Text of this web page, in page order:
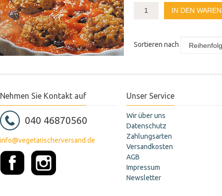
IN DEN
Sortieren nach
Nehmen Sie Kontakt auf
040 46870560
info@vegetarischerversand.de
Unser Service
Wir über uns
Datenschutz
Zahlungsarten
Versandkosten
AGB
Impressum
Newsletter